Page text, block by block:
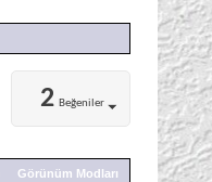
2 Beğeniler
Görünüm Modları